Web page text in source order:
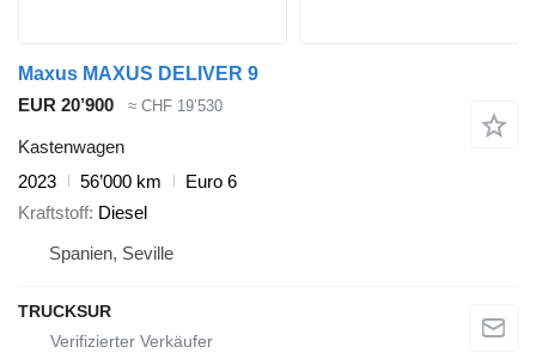
Maxus MAXUS DELIVER 9
EUR 20’900
≈ CHF 19’530
Kastenwagen
2023
56’000 km
Euro 6
Kraftstoff Diesel
Spanien, Seville
TRUCKSUR